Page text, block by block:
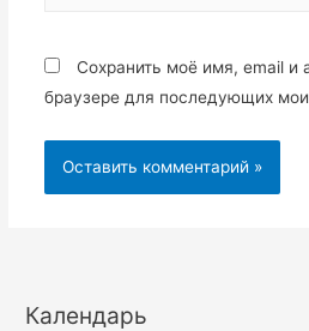
Сохранить моё имя, email и
браузере для последующих
Календарь